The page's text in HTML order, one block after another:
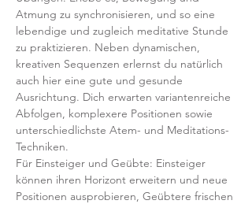
Atmung zu synchronisieren, und so eine
lebendige und zugleich meditative Stunde
zu praktizieren. Neben dynamischen,
kreativen Sequenzen erlernst du natürlich
auch hier eine gute und gesunde
Ausrichtung. Dich erwarten variantenreiche
Abfolgen, komplexere Positionen sowie
unterschiedlichste Atem- und Meditations-
Techniken.
Für Einsteiger und Geübte: Einsteiger
können ihren Horizont erweitern und neue
Positionen ausprobieren, Geübtere frischen